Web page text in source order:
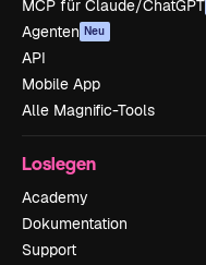
MCP für Claude/ChatGPT
Agenten Neu
API
Mobile App
Alle Magnific-Tools
Loslegen
Academy
Dokumentation
Support